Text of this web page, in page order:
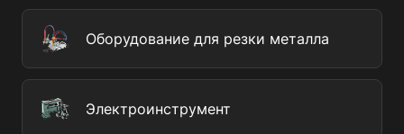
Оборудование для резки металла
Электроинструмент